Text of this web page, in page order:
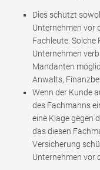
Dies schützt
Unternehmen vor
Fachleute.
Unternehmen
Mandanten
Anwalts,
Wenn der Kunde
des Fachmanns
eine Klage gegen
das diesen
Versicherung
Unternehmen vor